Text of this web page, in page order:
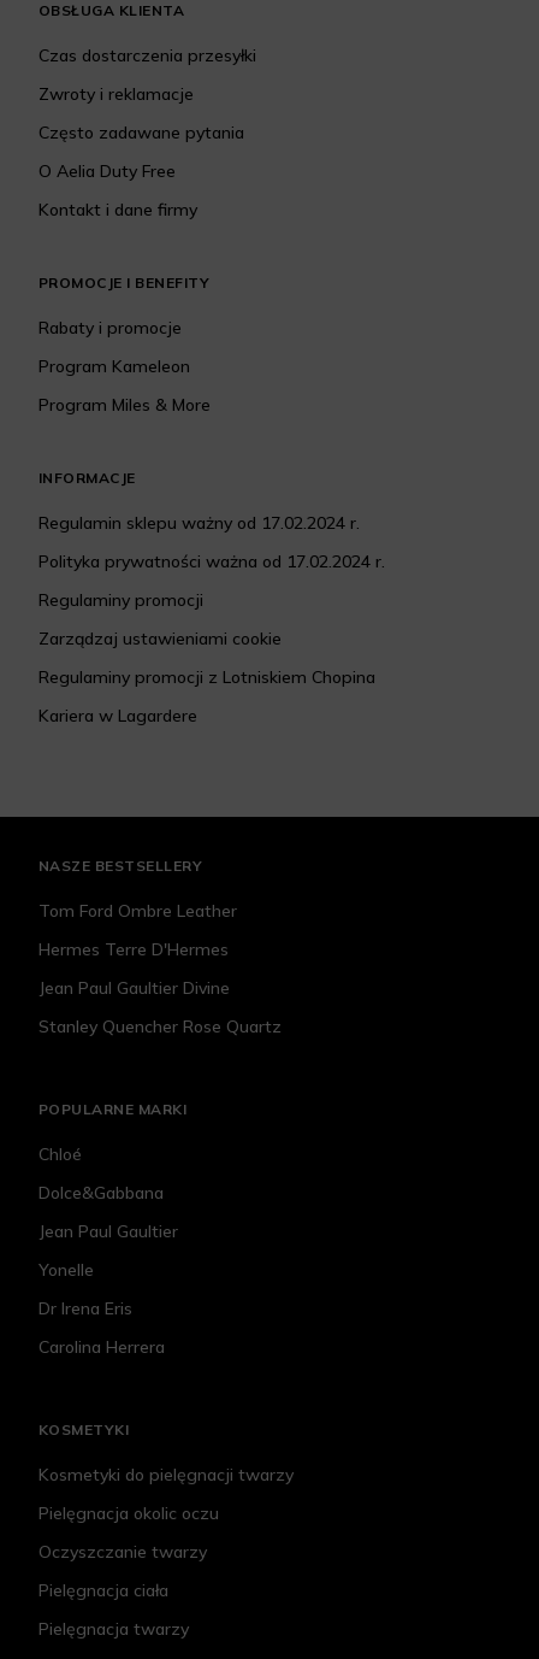
OBSŁUGA KLIENTA
Czas dostarczenia przesyłki
Zwroty i reklamacje
Często zadawane pytania
O Aelia Duty Free
Kontakt i dane firmy
PROMOCJE I BENEFITY
Rabaty i promocje
Program Kameleon
Program Miles & More
INFORMACJE
Regulamin sklepu ważny od 17.02.2024 r.
Polityka prywatności ważna od 17.02.2024 r.
Regulaminy promocji
Zarządzaj ustawieniami cookie
Regulaminy promocji z Lotniskiem Chopina
Kariera w Lagardere
NASZE BESTSELLERY
Tom Ford Ombre Leather
Hermes Terre D'Hermes
Jean Paul Gaultier Divine
Stanley Quencher Rose Quartz
POPULARNE MARKI
Chloé
Dolce&Gabbana
Jean Paul Gaultier
Yonelle
Dr Irena Eris
Carolina Herrera
KOSMETYKI
Kosmetyki do pielęgnacji twarzy
Pielęgnacja okolic oczu
Oczyszczanie twarzy
Pielęgnacja ciała
Pielęgnacja twarzy